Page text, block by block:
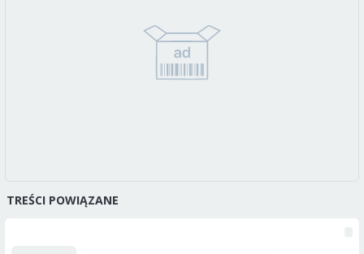
TREŚCI POWIĄZANE